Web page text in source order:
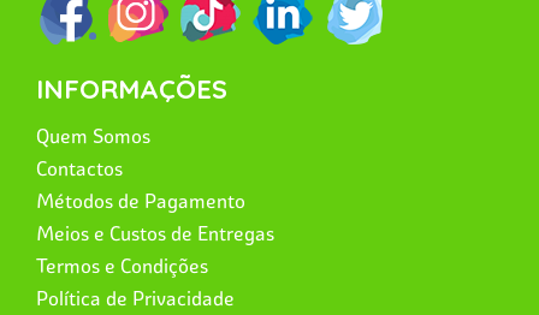
INFORMAÇÕES
Quem Somos
Contactos
Métodos de Pagamento
Meios e Custos de Entregas
Termos e Condições
Política de Privacidade